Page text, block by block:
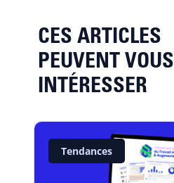
CES ARTICLES
PEUVENT VOUS
INTÉRESSER
Tendances